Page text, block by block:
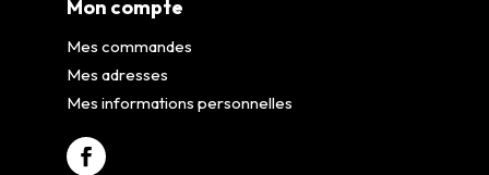
Mon compte
Mes commandes
Mes adresses
Mes informations personnelles